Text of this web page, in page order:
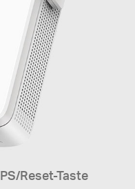
Reset-Taste